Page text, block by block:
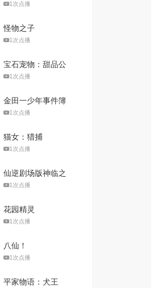
1次点播
怪物之子
1次点播
宝石宠物：甜品公
主1次点播
金田一少年事件簿
2：杀戮的深蓝
1次点播
猫女：猎捕
1次点播
仙逆剧场版神临之
战1次点播
花园精灵
1次点播
八仙！
1次点播
平家物语：犬王